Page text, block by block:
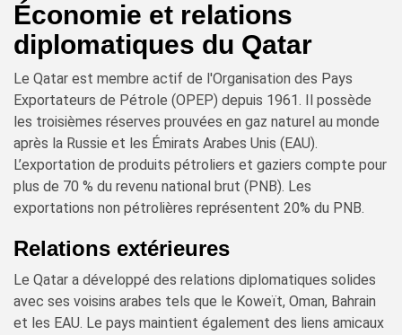
Économie et relations
diplomatiques du Qatar
Le Qatar est membre actif de l'Organisation des Pays
Exportateurs de Pétrole (OPEP) depuis 1961. Il possède
les troisièmes réserves prouvées en gaz naturel au monde
après la Russie et les Émirats Arabes Unis (EAU).
L’exportation de produits pétroliers et gaziers compte pour
plus de 70 % du revenu national brut (PNB). Les
exportations non pétrolières représentent 20% du PNB.
Relations extérieures
Le Qatar a développé des relations diplomatiques solides
avec ses voisins arabes tels que le Koweït, Oman, Bahrain
et les EAU. Le pays maintient également des liens amicaux